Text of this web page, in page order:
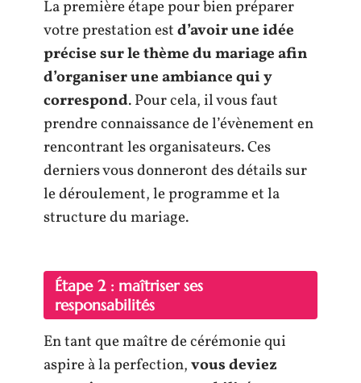
La première étape pour bien préparer
votre prestation estd’avoir une idée
précise sur le thème du mariage afin
d’organiser une ambiance qui y
correspond. Pour cela, il vous faut
prendre connaissance de l’évènement en
rencontrant les organisateurs. Ces
derniers vous donneront des détails sur
le déroulement, le programme et la
structure du mariage.
Étape 2 : maîtriser ses
responsabilités
En tant que maître de cérémonie qui
aspire à la perfection,vous deviez